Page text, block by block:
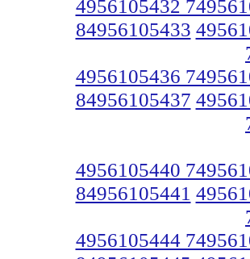
4956105432
84956105433
4956105436
84956105437
4956105440
84956105441
4956105444